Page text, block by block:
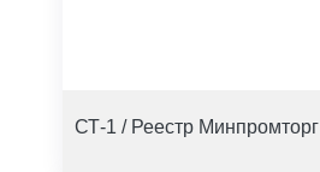
СТ-1 / Реестр Минпромторг